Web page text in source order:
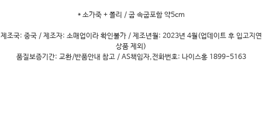
* 소가죽 + 폴리 / 굽 속굽포함 약5cm
제조국: 중국 / 제조자: 소매업이라 확인불가 / 제조년월: 2023년 4월(업데이트 후 입고지연
상품 제외)
품질보증기간: 교환/반품안내 참고 / AS책임자,전화번호: 나이스홍 1899-5163